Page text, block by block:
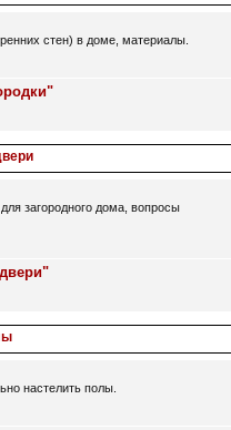
стен) в доме, материалы.
загородного дома, вопросы
настелить полы.